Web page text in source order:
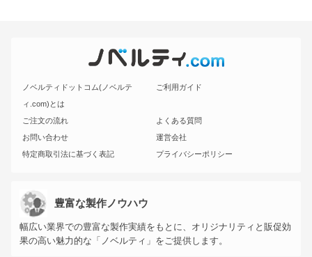
ノベルティドットコム(ノベルテ
ィ.com)とは
ご利用ガイド
ご注文の流れ
よくある質問
お問い合わせ
運営会社
特定商取引法に基づく表記
プライバシーポリシー
豊富な製作ノウハウ
幅広い業界での豊富な製作実績をもとに、オリジナリティと販促効
果の高い魅力的な「ノベルティ」をご提供します。